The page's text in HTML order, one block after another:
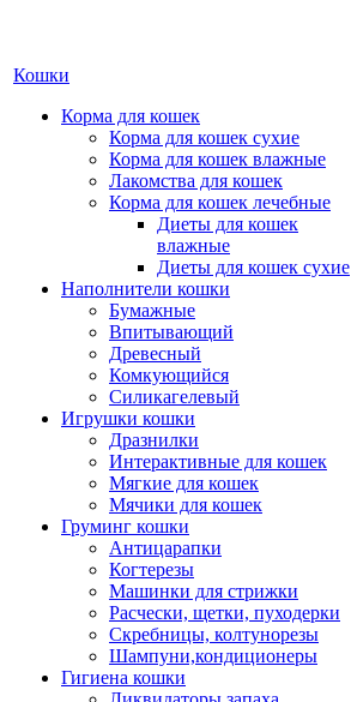
Кошки
Корма для кошек
Корма для кошек сухие
Корма для кошек влажные
Лакомства для кошек
Корма для кошек лечебные
Диеты для кошек
влажные
Диеты для кошек сухие
Наполнители кошки
Бумажные
Впитывающий
Древесный
Комкующийся
Силикагелевый
Игрушки кошки
Дразнилки
Интерактивные для кошек
Мягкие для кошек
Мячики для кошек
Груминг кошки
Антицарапки
Когтерезы
Машинки для стрижки
Расчески, щетки, пуходерки
Скребницы, колтунорезы
Шампуни,кондиционеры
Гигиена кошки